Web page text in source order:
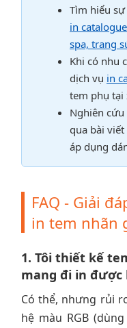
Tìm hiểu
in
spa, trang
Khi có nhu
dịch vụ in
tem phụ tại
Nghiên cứu
qua bài viết
áp dụng
FAQ - Giải
in tem nhãn
1. Tôi thiết kế
mang đi in được
Có thể, nhưng rủi
hệ màu RGB